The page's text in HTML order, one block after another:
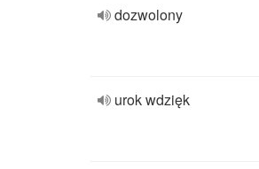
dozwolony
urok wdzięk